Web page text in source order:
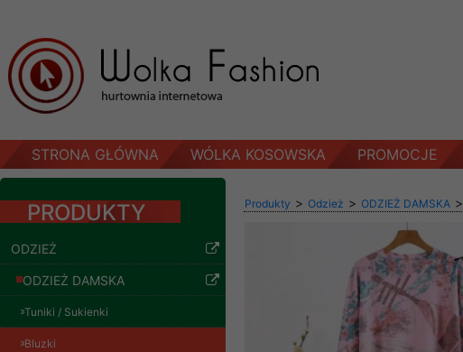
STRONA GŁÓWNA WÓLKA KOSOWSKA PROMOCJE
PRODUKTY
ODZIEŻ
ODZIEŻ DAMSKA
Tuniki / Sukienki
Bluzki
Produkty > Odzież > ODZIEŻ DAMSKA >